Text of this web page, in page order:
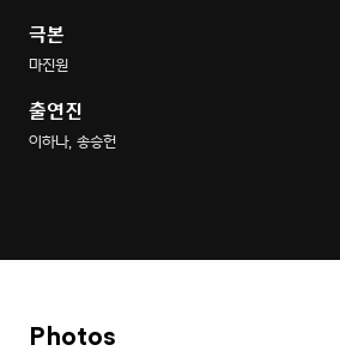
극본
마진원
출연진
이하나, 송승헌
Photos